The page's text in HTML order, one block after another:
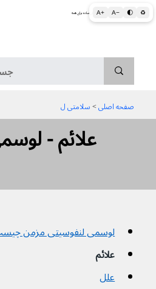
A+ A− 🌓 ♻ اطلاعات پزشکی و بهداشتی به زبان ساده برای همه
صفحه اصلی > سلامتی ل
علائم -
لوسمی لنفوسیتی مزمن
علائم
علل